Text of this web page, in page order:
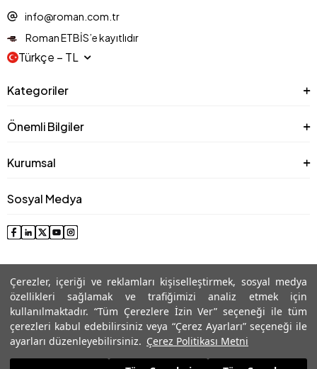
Çerezler, içeriği ve reklamları kişiselleştirmek, sosyal medya
özellikleri sağlamak ve trafiğimizi analiz etmek için
kullanılmaktadır. “Tüm Çerezlere İzin Ver” seçeneği ile tüm
çerezleri kabul edebilirsiniz veya “Çerez Ayarları” seçeneği ile
ayarları düzenleyebilirsiniz. Çerez Politikası Metni
info@roman.com.tr
Roman ETBİS’e kayıtlıdır
Türkçe − TL
Kategoriler
Önemli Bilgiler
Kurumsal
Sosyal Medya
© 2025 Roman® Tüm Hakları Saklıdır, İzinsiz kullanılamaz